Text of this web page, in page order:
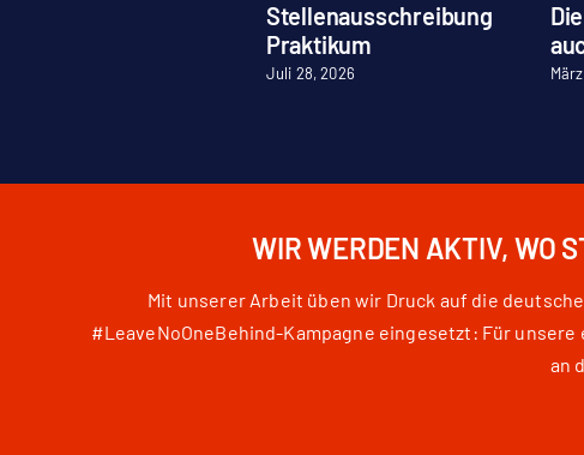
Stellenausschreibung
Praktikum
Juli 28, 2026
WIR WERDEN AKTIV, WO
Mit unserer Arbeit üben wir Druck auf die
#LeaveNoOneBehind-Kampagne eingesetzt: Für
an